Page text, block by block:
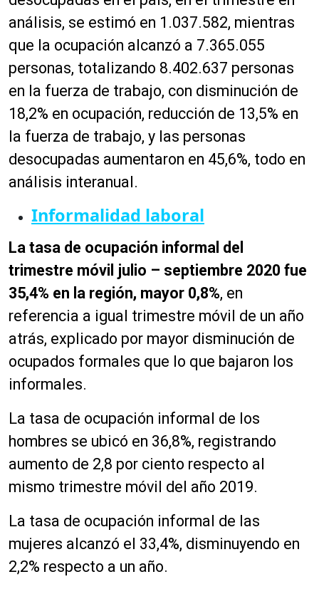
análisis, se estimó en 1.037.582, mientras
que la ocupación alcanzó a 7.365.055
personas, totalizando 8.402.637 personas
en la fuerza de trabajo, con disminución de
18,2% en ocupación, reducción de 13,5% en
la fuerza de trabajo, y las personas
desocupadas aumentaron en 45,6%, todo en
análisis interanual.
Informalidad laboral
La tasa de ocupación informal del
trimestre móvil julio – septiembre 2020 fue
35,4% en la región, mayor 0,8%, en
referencia a igual trimestre móvil de un año
atrás, explicado por mayor disminución de
ocupados formales que lo que bajaron los
informales.
La tasa de ocupación informal de los
hombres se ubicó en 36,8%, registrando
aumento de 2,8 por ciento respecto al
mismo trimestre móvil del año 2019.
La tasa de ocupación informal de las
mujeres alcanzó el 33,4%, disminuyendo en
2,2% respecto a un año.